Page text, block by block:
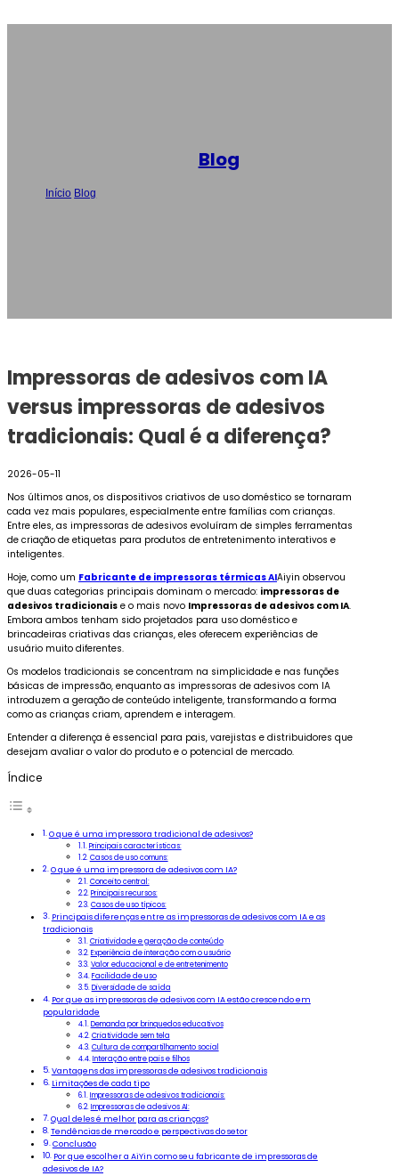
Blog
Início Blog
Impressoras de adesivos com IA
versus impressoras de adesivos
tradicionais: Qual é a diferença?
2026-05-11
Nos últimos anos, os dispositivos criativos de uso doméstico se tornaram
cada vez mais populares, especialmente entre famílias com crianças.
Entre eles, as impressoras de adesivos evoluíram de simples ferramentas
de criação de etiquetas para produtos de entretenimento interativos e
inteligentes.
Hoje, como um Fabricante de impressoras térmicas AIAiyin observou
que duas categorias principais dominam o mercado: impressoras de
adesivos tradicionais e o mais novo Impressoras de adesivos com IA.
Embora ambos tenham sido projetados para uso doméstico e
brincadeiras criativas das crianças, eles oferecem experiências de
usuário muito diferentes.
Os modelos tradicionais se concentram na simplicidade e nas funções
básicas de impressão, enquanto as impressoras de adesivos com IA
introduzem a geração de conteúdo inteligente, transformando a forma
como as crianças criam, aprendem e interagem.
Entender a diferença é essencial para pais, varejistas e distribuidores que
desejam avaliar o valor do produto e o potencial de mercado.
Índice
O que é uma impressora tradicional de adesivos?
Principais características:
Casos de uso comuns:
O que é uma impressora de adesivos com IA?
Conceito central:
Principais recursos:
Casos de uso típicos:
Principais diferenças entre as impressoras de adesivos com IA e as
tradicionais
Criatividade e geração de conteúdo
Experiência de interação com o usuário
Valor educacional e de entretenimento
Facilidade de uso
Diversidade de saída
Por que as impressoras de adesivos com IA estão crescendo em
popularidade
Demanda por brinquedos educativos
Criatividade sem tela
Cultura de compartilhamento social
Interação entre pais e filhos
Vantagens das impressoras de adesivos tradicionais
Limitações de cada tipo
Impressoras de adesivos tradicionais:
Impressoras de adesivos AI:
Qual deles é melhor para as crianças?
Tendências de mercado e perspectivas do setor
Conclusão
Por que escolher a AiYin como seu fabricante de impressoras de
adesivos de IA?